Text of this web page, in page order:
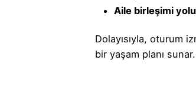
Aile birleşimi
Dolayısıyla, oturum
bir yaşam planı sunar.